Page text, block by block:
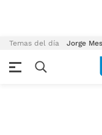
Temas del día Jorge